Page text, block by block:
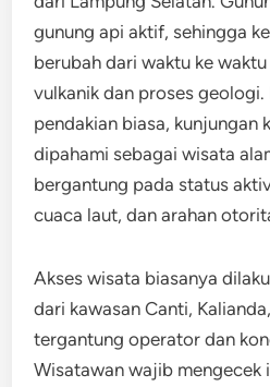
gunung api aktif, sehingga
berubah dari waktu ke
vulkanik dan proses
pendakian biasa, kunjungan
dipahami sebagai wisata
bergantung pada status
cuaca laut, dan arahan
Akses wisata biasanya
dari kawasan Canti,
tergantung operator dan
Wisatawan wajib mengecek